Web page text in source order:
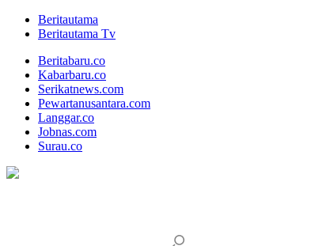
Beritautama
Beritautama Tv
Beritabaru.co
Kabarbaru.co
Serikatnews.com
Pewartanusantara.com
Langgar.co
Jobnas.com
Surau.co